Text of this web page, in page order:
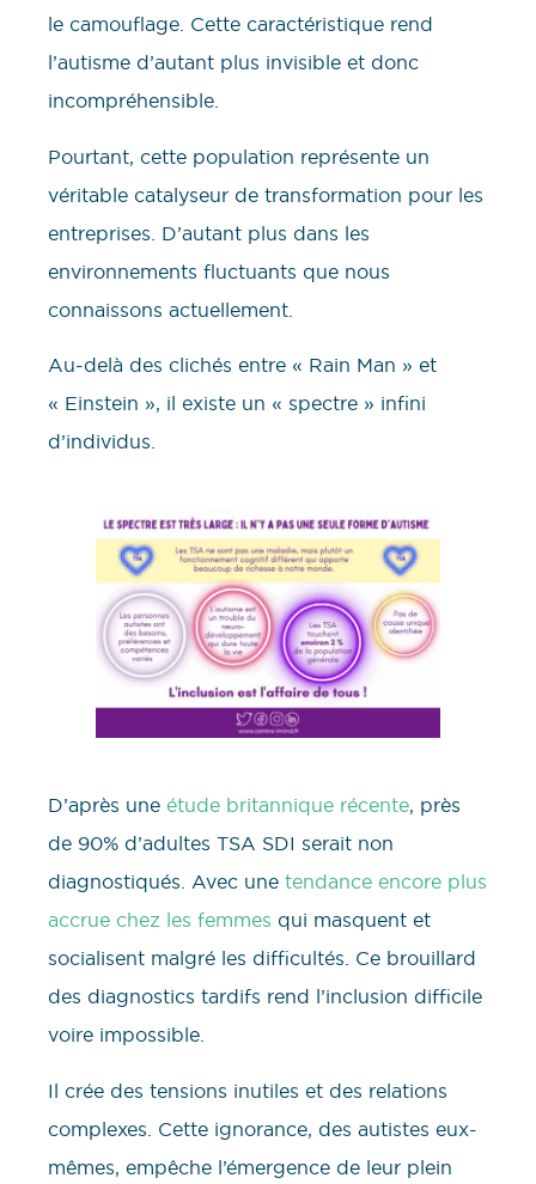
le camouflage. Cette caractéristique rend
l’autisme d’autant plus invisible et donc
incompréhensible.
Pourtant, cette population représente un
véritable catalyseur de transformation pour les
entreprises. D’autant plus dans les
environnements fluctuants que nous
connaissons actuellement.
Au-delà des clichés entre « Rain Man » et
« Einstein », il existe un « spectre » infini
d’individus.
D’après une étude britannique récente, près
de 90% d’adultes TSA SDI serait non
diagnostiqués. Avec une tendance encore plus
accrue chez les femmes qui masquent et
socialisent malgré les difficultés. Ce brouillard
des diagnostics tardifs rend l’inclusion difficile
voire impossible.
Il crée des tensions inutiles et des relations
complexes. Cette ignorance, des autistes eux-
mêmes, empêche l’émergence de leur plein